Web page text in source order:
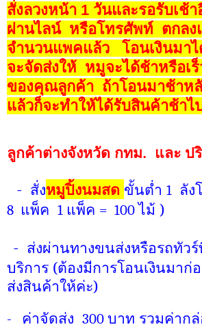
สั่งลวงหน้า 1 วันและรอรับเช้
ผ่านไลน์ หรือโทรศัพท์ ตกลง
จำนวนแพคแล้ว โอนเงินมาไ
จะจัดส่งให้ หมูจะได้ช้าหรือเ
ของคุณลูกค้า ถ้าโอนมาช้าหลั
แล้วก็จะทำให้ได้รับสินค้าช้าไ
ลูกค้าต่างจังหวัด กทม. และ
- สั่งหมูปิ้งนมสด ขั้นต่ำ 1 ลัง
8 แพ็ค 1 แพ็ค = 100ไม้ )
- ส่งผ่านทางขนส่งหรือรถทัว
บริการ (ต้องมีการโอนเงินมาก่
ส่งสินค้าให้ค่ะ)
- ค่าจัดส่ง 300 บาท รวมค่าก